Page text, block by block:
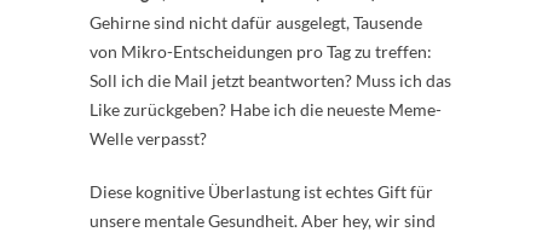
Gehirne sind nicht dafür ausgelegt, Tausende
von Mikro-Entscheidungen pro Tag zu treffen:
Soll ich die Mail jetzt beantworten? Muss ich das
Like zurückgeben? Habe ich die neueste Meme-
Welle verpasst?
Diese kognitive Überlastung ist echtes Gift für
unsere mentale Gesundheit. Aber hey, wir sind